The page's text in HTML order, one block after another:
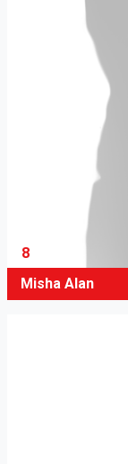
8
Misha Alan